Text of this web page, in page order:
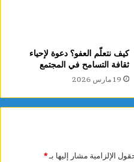
كيف نتعلّم العفو؟ دعوة لإحياء
ثقافة التسامح في المجتمع
19 مارس 2026
الإلزامية مشار إليها بـ*